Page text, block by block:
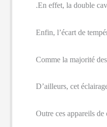
.En effet, la double
Enfin, l’écart de
Comme la majorité
D’ailleurs, cet
Outre ces appareils